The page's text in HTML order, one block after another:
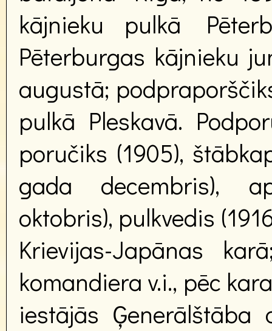
kājnieku pulkā
Pēterburgas kājnieku
augustā;
pulkā Pleskavā.
poručiks (1905),
gada decembris),
oktobris), pulkvedis
Krievijas-Japānas
komandiera v.i., pēc
iestājās Ģenerālštāba